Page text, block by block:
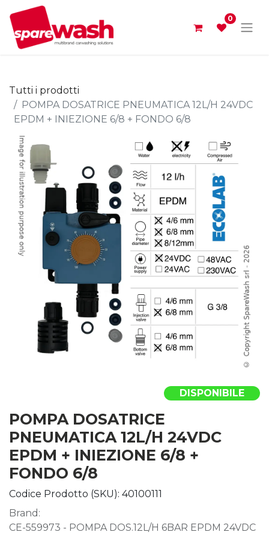
0
Tutti i prodotti
POMPA DOSATRICE PNEUMATICA 12L/H 24VDC
EPDM + INIEZIONE 6/8 + FONDO 6/8
DISPONIBILE
POMPA DOSATRICE
PNEUMATICA 12L/H 24VDC
EPDM + INIEZIONE 6/8 +
FONDO 6/8
Codice Prodotto (SKU): 40100111
Brand:
CE-559973 - POMPA DOS.12L/H 6BAR EPDM 24VDC